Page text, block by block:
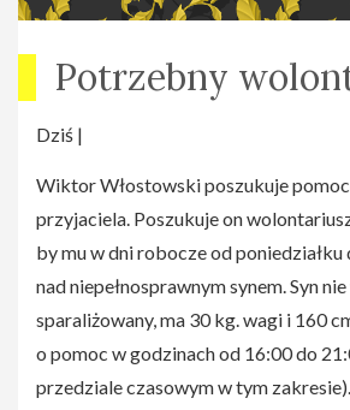
Potrzebny
Dziś |
Wiktor Włostowski poszukuje
przyjaciela. Poszukuje on
by mu w dni robocze od
nad niepełnosprawnym synem. Syn
sparaliżowany, ma 30 kg. wagi i 160
o pomoc w godzinach od 16:00 do
przedziale czasowym w tym zakresie).